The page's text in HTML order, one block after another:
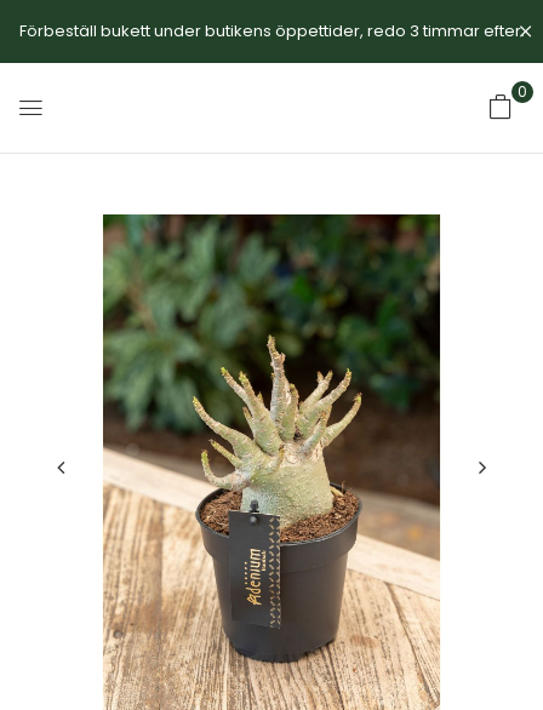
Förbeställ bukett under butikens öppettider, redo 3 timmar efter.
0